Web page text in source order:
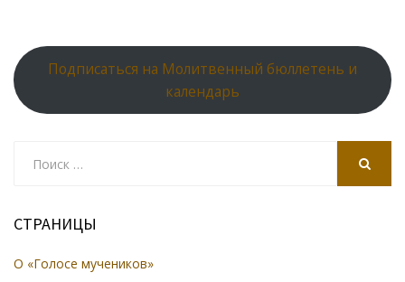
Подписаться на Молитвенный бюллетень и
календарь
СТРАНИЦЫ
О «Голосе мучеников»